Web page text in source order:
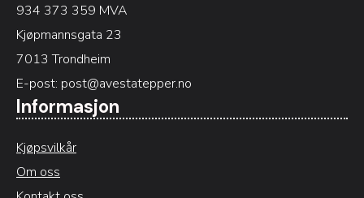
934 373 359 MVA
Kjøpmannsgata 23
7013 Trondheim
E-post: post@avestatepper.no
Informasjon
Kjøpsvilkår
Om oss